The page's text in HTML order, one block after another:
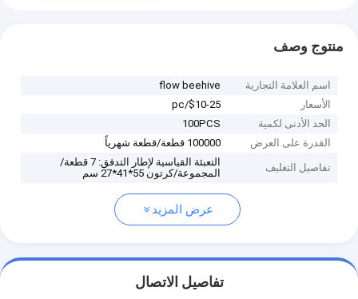
منتوج وصف
اسم العلامة التجارية
flow beehive
الأسعار
$10-25/pc
الحد الأدنى لكمية
100PCS
القدرة على العرض
100000 قطعة/قطعة شهرياً
تفاصيل التغليف
التعبئة القياسية لإطار التدفق: 7 قطعة/
المجموعة/كرتون 55*41*27 سم
عرض المزيد
تفاصيل الاتصال